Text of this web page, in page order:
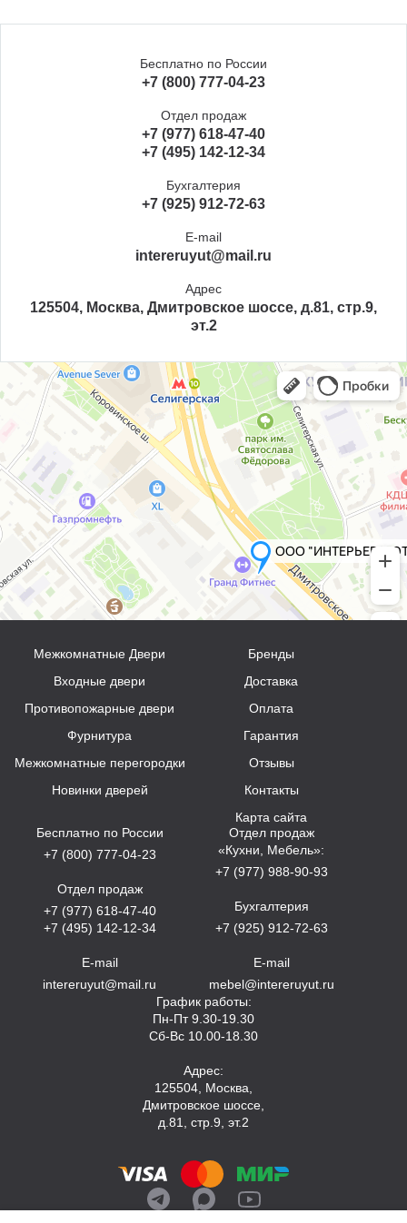
Бесплатно по России
+7 (800) 777-04-23
Отдел продаж
+7 (977) 618-47-40
+7 (495) 142-12-34
Бухгалтерия
+7 (925) 912-72-63
E-mail
intereruyut@mail.ru
Адрес
125504, Москва, Дмитровское шоссе, д.81, стр.9,
эт.2
Межкомнатные Двери
Входные двери
Противопожарные двери
Фурнитура
Межкомнатные перегородки
Новинки дверей
Бренды
Доставка
Оплата
Гарантия
Отзывы
Контакты
Карта сайта
Бесплатно по России
+7 (800) 777-04-23
Отдел продаж
+7 (977) 618-47-40
+7 (495) 142-12-34
E-mail
intereruyut@mail.ru
Отдел продаж
«Кухни, Мебель»:
+7 (977) 988-90-93
Бухгалтерия
+7 (925) 912-72-63
E-mail
mebel@intereruyut.ru
График работы:
Пн-Пт 9.30-19.30
Сб-Вс 10.00-18.30
Адрес:
125504, Москва,
Дмитровское шоссе,
д.81, стр.9, эт.2